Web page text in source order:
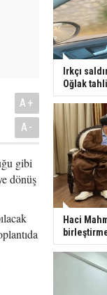
A+
A-
gibi
dönüş
Irkçı
Oğlak
Haci